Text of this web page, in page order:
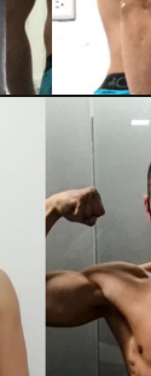
de grasa.